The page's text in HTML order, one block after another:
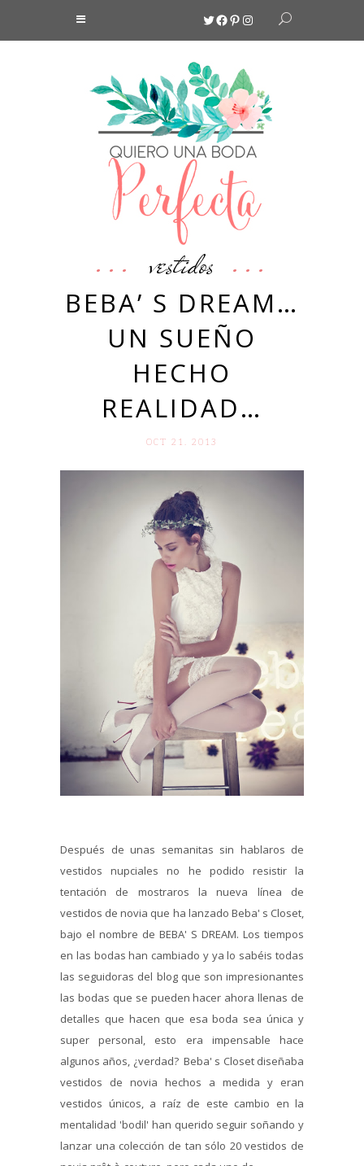
Twitter
Facebook
Pinterest
Instagram
vestidos
BEBA’ S DREAM…
UN SUEÑO
HECHO
REALIDAD…
OCT 21. 2013
Después de unas semanitas sin hablaros de
vestidos nupciales no he podido resistir la
tentación de mostraros la nueva línea de
vestidos de novia que ha lanzado Beba' s Closet,
bajo el nombre de BEBA' S DREAM. Los tiempos
en las bodas han cambiado y ya lo sabéis todas
las seguidoras del blog que son impresionantes
las bodas que se pueden hacer ahora llenas de
detalles que hacen que esa boda sea única y
super personal, esto era impensable hace
algunos años, ¿verdad? Beba' s Closet diseñaba
vestidos de novia hechos a medida y eran
vestidos únicos, a raíz de este cambio en la
mentalidad 'bodil' han querido seguir soñando y
lanzar una colección de tan sólo 20 vestidos de